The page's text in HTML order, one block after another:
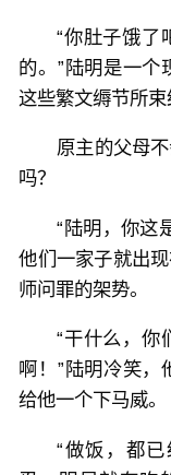
“你肚子饿了
的。”陆明是一个
这些繁文缛节所束
原主的父母
吗？
“陆明，你这
他们一家子就出
师问罪的架势。
“干什么，你
啊！”陆明冷笑，
给他一个下马威。
“做饭，都